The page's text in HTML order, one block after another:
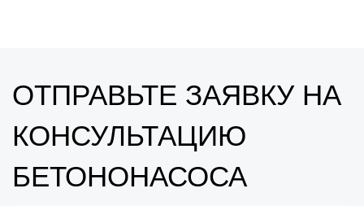
ОТПРАВЬТЕ ЗАЯВКУ НА
КОНСУЛЬТАЦИЮ
БЕТОНОНАСОСА